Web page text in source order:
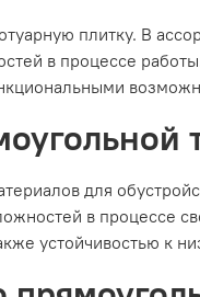
плитку. В
в процессе
для
в процессе
устойчивостью к